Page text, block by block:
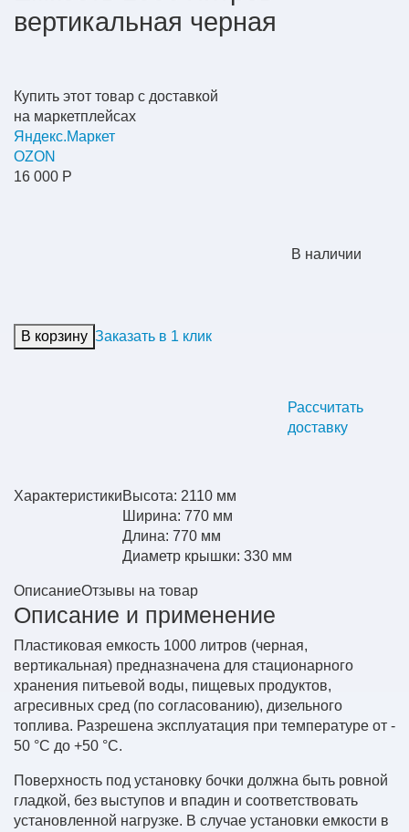
вертикальная черная
ХарактеристикиВысота: 2110 мм
Ширина: 770 мм
Длина: 770 мм
Диаметр крышки: 330 мм
16 000 Р
В наличии
В корзину Заказать в 1 клик
Купить этот товар с доставкой
на маркетплейсах
Яндекс.Маркет
OZON
Рассчитать
доставку
ОписаниеОтзывы на товар
Описание и применение
Пластиковая емкость 1000 литров (черная,
вертикальная) предназначена для стационарного
хранения питьевой воды, пищевых продуктов,
агресивных сред (по согласованию), дизельного
топлива. Разрешена эксплуатация при температуре от -
50 °С до +50 °С.
Поверхность под установку бочки должна быть ровной
гладкой, без выступов и впадин и соответствовать
установленной нагрузке. В случае установки емкости в